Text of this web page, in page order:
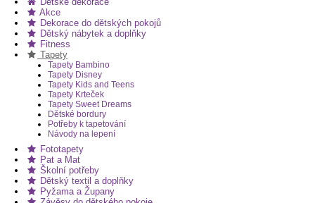
Akce
Dekorace do dětských pokojů
Dětský nábytek a doplňky
Fitness
Tapety
Tapety Bambino
Tapety Disney
Tapety Kids and Teens
Tapety Krteček
Tapety Sweet Dreams
Dětské bordury
Potřeby k tapetování
Návody na lepení
Fototapety
Pat a Mat
Školní potřeby
Dětský textil a doplňky
Pyžama a Župany